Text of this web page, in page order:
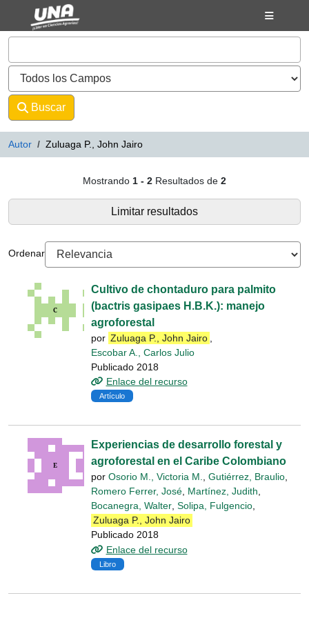
Mostrando1 - 2Resultados de
Saltar al contenido
VuFind
Buscar
Autor Zuluaga P., John Jairo
Mostrando 1 - 2 Resultados de 2
Limitar resultados
Ordenar
Cultivo de chontaduro para palmito
(bactris gasipaes H.B.K.): manejo
agroforestal
por Zuluaga P., John Jairo
Escobar A., Carlos Julio
Publicado 2018
Enlace del recurso
Artículo
Experiencias de desarrollo forestal y
agroforestal en el Caribe Colombiano
por Osorio M., Victoria M., Gutiérrez, Braulio,
Romero Ferrer, José, Martínez, Judith,
Bocanegra, Walter, Solipa, Fulgencio,
Zuluaga P., John Jairo
Publicado 2018
Enlace del recurso
Libro